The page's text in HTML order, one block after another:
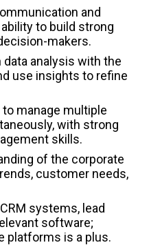
and
to build strong
makers.
analysis with the
use insights to refine
manage multiple
with strong
skills.
of the corporate
customer needs,
systems, lead
software;
platforms is a plus.